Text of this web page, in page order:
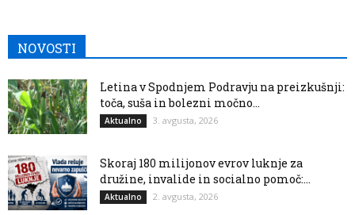
NOVOSTI
Letina v Spodnjem Podravju na preizkušnji:
toča, suša in bolezni močno...
Aktualno 3. avgusta, 2026
Skoraj 180 milijonov evrov luknje za
družine, invalide in socialno pomoč:...
Aktualno 2. avgusta, 2026